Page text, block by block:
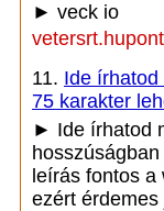
► veck io
11. Ide
75 karakter
► Ide írhatod
leírás fontos
ezért